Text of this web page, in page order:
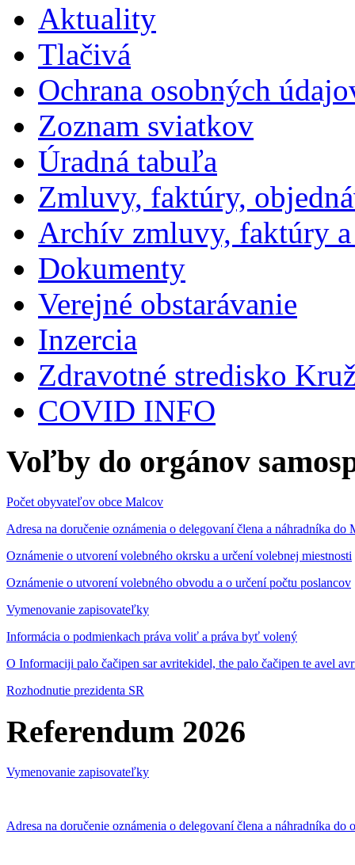
Aktuality
Tlačivá
Ochrana osobných
Zoznam sviatkov
Úradná tabuľa
Zmluvy, faktúry,
Archív zmluvy, faktúry
Dokumenty
Verejné obstarávanie
Inzercia
Zdravotné stredisko
COVID INFO
Voľby do orgánov
Počet obyvateľov obce Malcov
Adresa na doručenie oznámenia o delegovaní člena a náhradníka
Oznámenie o utvorení volebného okrsku a určení volebnej miestnosti
Oznámenie o utvorení volebného obvodu a o určení počtu poslancov
Vymenovanie zapisovateľky
Informácia o podmienkach práva voliť a práva byť volený
O Informaciji palo čačipen sar avritekidel, the palo čačipen te avel
Rozhodnutie prezidenta SR
Referendum 2026
Vymenovanie zapisovateľky
Adresa na doručenie oznámenia o delegovaní člena a náhradníka